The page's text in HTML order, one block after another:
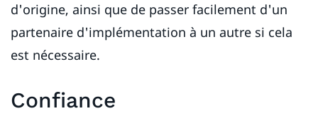
d'origine, ainsi que de passer facilement d'un
partenaire d'implémentation à un autre si cela
est nécessaire.
Confiance